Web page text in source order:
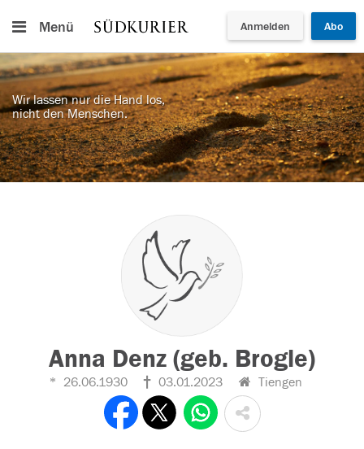
Menü Anmelden Abo
Wir lassen nur die Hand los,
nicht den Menschen.
Anna Denz (geb. Brogle)
26.06.1930 03.01.2023 Tiengen